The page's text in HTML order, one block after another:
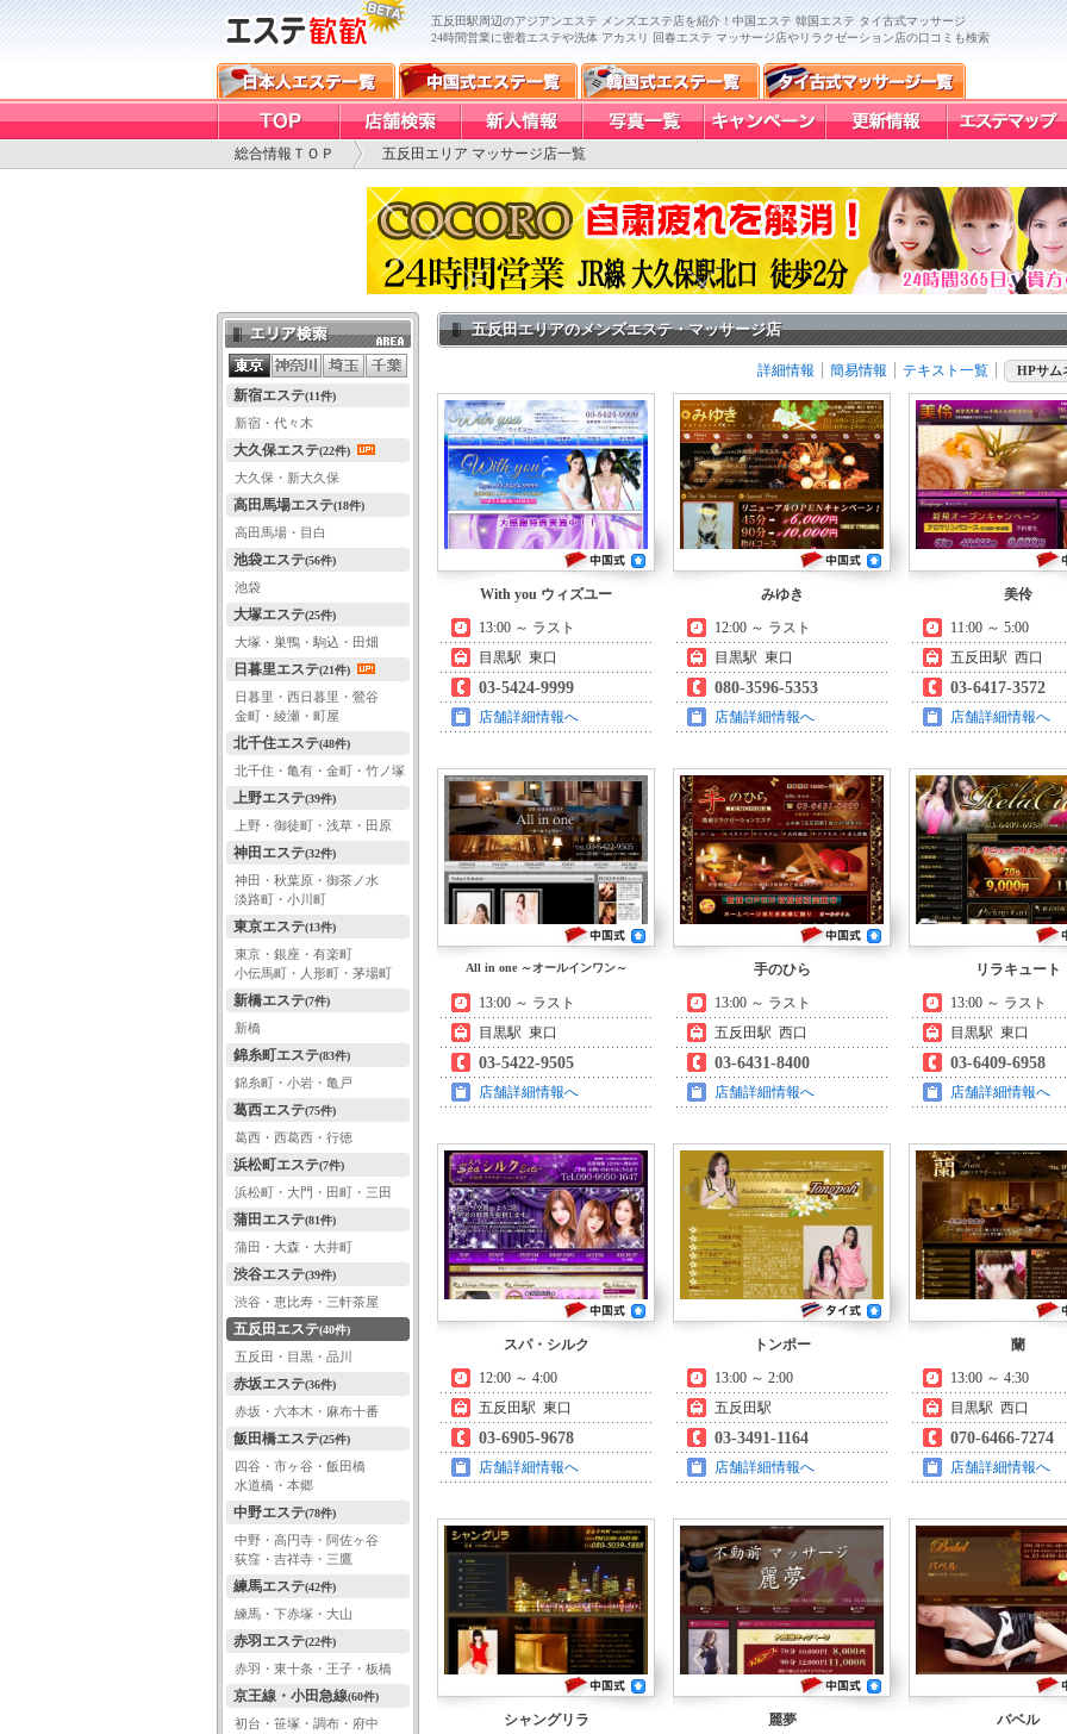
五反田駅周辺のアジアンエステ メンズエステ店を紹介！中国エステ 韓国エステ タイ古式マッサージ
24時間営業に密着エステや洗体 アカスリ 回春エステ マッサージ店やリラクゼーション店の口コミも検索
総合情報ＴＯＰ 五反田エリア マッサージ店一覧
五反田エリアのメンズエステ・マッサージ店
詳細情報 簡易情報 テキスト一覧 HPサム
With you ウィズユー
13:00 ～ ラスト
目黒駅 東口
03-5424-9999
店舗詳細情報へ
みゆき
12:00 ～ ラスト
目黒駅 東口
080-3596-5353
店舗詳細情報へ
美伶
11:00 ～ 5:00
五反田駅 西口
03-6417-3572
店舗詳細情報へ
All in one ～オールインワン～
13:00 ～ ラスト
目黒駅 東口
03-5422-9505
店舗詳細情報へ
手のひら
13:00 ～ ラスト
五反田駅 西口
03-6431-8400
店舗詳細情報へ
リラキュート
13:00 ～ ラスト
目黒駅 東口
03-6409-6958
店舗詳細情報へ
スパ・シルク
12:00 ～ 4:00
五反田駅 東口
03-6905-9678
店舗詳細情報へ
トンポー
13:00 ～ 2:00
五反田駅
03-3491-1164
店舗詳細情報へ
蘭
13:00 ～ 4:30
目黒駅 西口
070-6466-7274
店舗詳細情報へ
シャングリラ
麗夢
バベル
エリア検索
新宿エステ(11件)
新宿・代々木
大久保エステ(22件)
大久保・新大久保
高田馬場エステ(18件)
高田馬場・目白
池袋エステ(56件)
池袋
大塚エステ(25件)
大塚・巣鴨・駒込・田畑
日暮里エステ(21件)
日暮里・西日暮里・鶯谷
金町・綾瀬・町屋
北千住エステ(48件)
北千住・亀有・金町・竹ノ塚
上野エステ(39件)
上野・御徒町・浅草・田原
神田エステ(32件)
神田・秋葉原・御茶ノ水
淡路町・小川町
東京エステ(13件)
東京・銀座・有楽町
小伝馬町・人形町・茅場町
新橋エステ(7件)
新橋
錦糸町エステ(83件)
錦糸町・小岩・亀戸
葛西エステ(75件)
葛西・西葛西・行徳
浜松町エステ(7件)
浜松町・大門・田町・三田
蒲田エステ(81件)
蒲田・大森・大井町
渋谷エステ(39件)
渋谷・恵比寿・三軒茶屋
五反田エステ(40件)
五反田・目黒・品川
赤坂エステ(36件)
赤坂・六本木・麻布十番
飯田橋エステ(25件)
四谷・市ヶ谷・飯田橋
水道橋・本郷
中野エステ(78件)
中野・高円寺・阿佐ヶ谷
荻窪・吉祥寺・三鷹
練馬エステ(42件)
練馬・下赤塚・大山
赤羽エステ(22件)
赤羽・東十条・王子・板橋
京王線・小田急線(60件)
初台・笹塚・調布・府中